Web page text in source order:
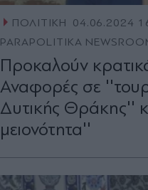
ΠΟΛΙΤΙΚΗ
04.06.2024
PARAPOLITIKA
Προκαλούν
Αναφορές σε
Δυτικής Θράκης''
μειονότητα''